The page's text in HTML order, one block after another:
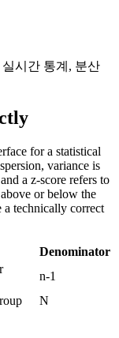
시간 통계, 분산
for a statistical
variance is
a z-score refers to
or below the
a technically correct
Denominator
n-1
N